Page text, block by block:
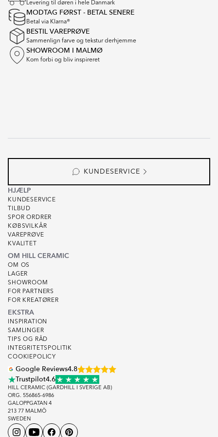
16
Levering til døren i hele Danmark
MODTAG FØRST - BETAL SENERE
Betal via Klarna®
BESTIL VAREPRØVE
Sammenlign farve og tekstur derhjemme
SHOWROOM I MALMØ
Kom forbi og bliv inspireret
KUNDESERVICE
HJÆLP
KUNDESERVICE
TILBUD
SPOR ORDRER
KØBSVILKÅR
VAREPRØVE
KVALITET
OM HILL CERAMIC
OM OS
LAGER
SHOWROOM
FOR PARTNERS
FOR KREATØRER
EKSTRA
INSPIRATION
SAMLINGER
TIPS OG RÅD
INTEGRITETSPOLITIK
COOKIEPOLICY
Google Reviews4.8
Trustpilot4.6
HILL CERAMIC (GARDHILL I SVERIGE AB)
ORG. 556865-6986
GALOPPGATAN 4
213 77 MALMÖ
SWEDEN